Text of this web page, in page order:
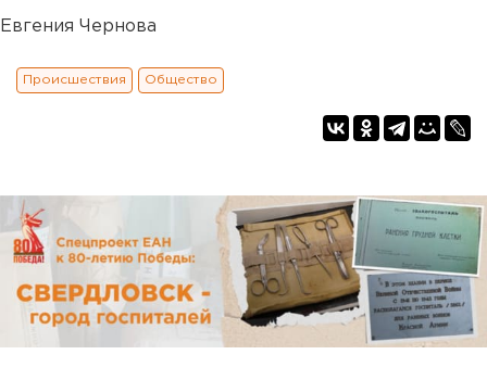
Евгения Чернова
Происшествия Общество